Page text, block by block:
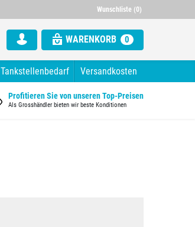
Wunschliste (0)
Alle Rechnung mit ausgewiesener
WARENKORB 0
Tankstellenbedarf Versandkosten
Profitieren Sie von unseren Top-Preisen
Als Grosshändler bieten wir beste Konditionen